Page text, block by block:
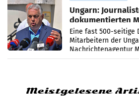
Ungarn:
dokumentierten
Zensur
Eine fast 500-seitige
Mitarbeitern der
Nachrichtenagentur
systematische
Meistgelesene